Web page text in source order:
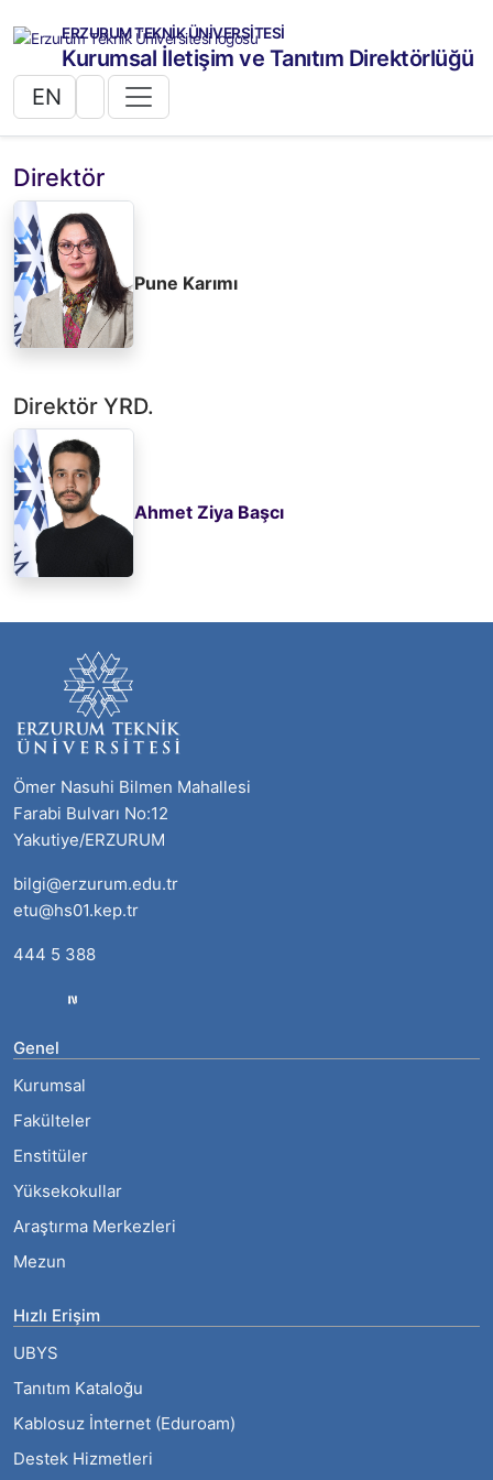
ERZURUM TEKNİK ÜNİVERSİTESİ
Kurumsal İletişim ve Tanıtım Direktörlüğü
EN
Direktör
Pune Karımı
Direktör YRD.
Ahmet Ziya Başcı
Ömer Nasuhi Bilmen Mahallesi
Farabi Bulvarı No:12
Yakutiye/ERZURUM
bilgi@erzurum.edu.tr
etu@hs01.kep.tr
444 5 388
Genel
Kurumsal
Fakülteler
Enstitüler
Yüksekokullar
Araştırma Merkezleri
Mezun
Hızlı Erişim
UBYS
Tanıtım Kataloğu
Kablosuz İnternet (Eduroam)
Destek Hizmetleri